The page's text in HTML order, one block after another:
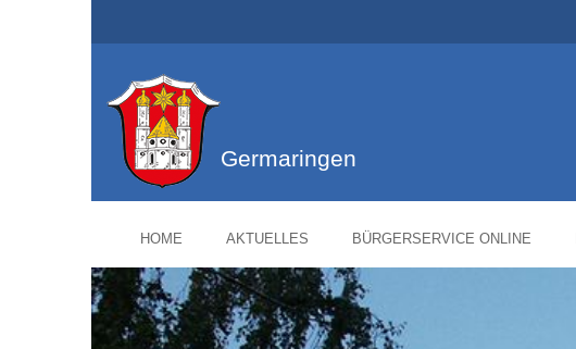
Germaringen
HOME AKTUELLES BÜRGERSERVICE ONLINE